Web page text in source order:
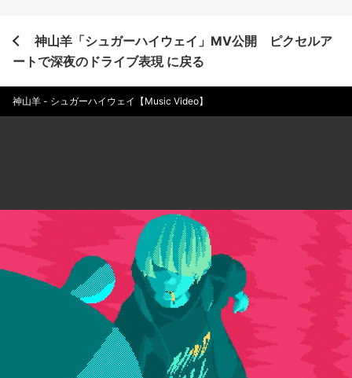
神山羊「シュガーハイウェイ」MV公開 ピクセルア
ートで深夜のドライブ表現 に戻る
神山羊 - シュガーハイウェイ【Music Video】